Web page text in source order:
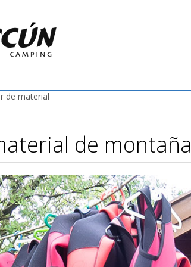
de material
de montaña